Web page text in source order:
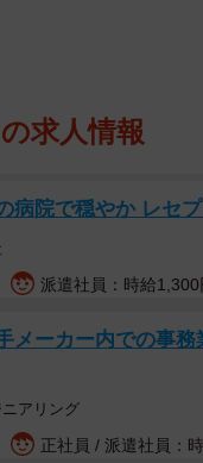
求人情報
病院で穏やか レセ
派遣社員：時給1,300
メーカー内での事
アリング
正社員 / 派遣社員：